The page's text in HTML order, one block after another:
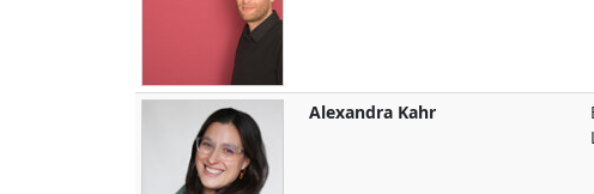
Alexandra Kahr